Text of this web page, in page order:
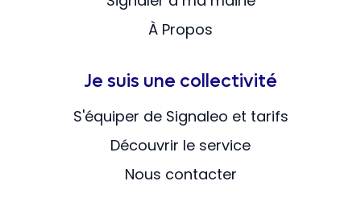
À Propos
Je suis une collectivité
S'équiper de Signaleo et tarifs
Découvrir le service
Nous contacter